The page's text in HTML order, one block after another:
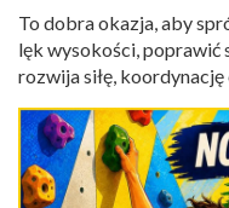
To dobra okazja, aby
lęk wysokości, poprawić
rozwija siłę,